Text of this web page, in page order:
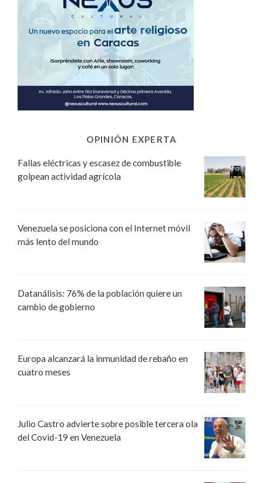
OPINIÓN EXPERTA
Fallas eléctricas y escasez de combustible
golpean actividad agrícola
Venezuela se posiciona con el Internet móvil
más lento del mundo
Datanálisis: 76% de la población quiere un
cambio de gobierno
Europa alcanzará la inmunidad de rebaño en
cuatro meses
Julio Castro advierte sobre posible tercera ola
del Covid-19 en Venezuela